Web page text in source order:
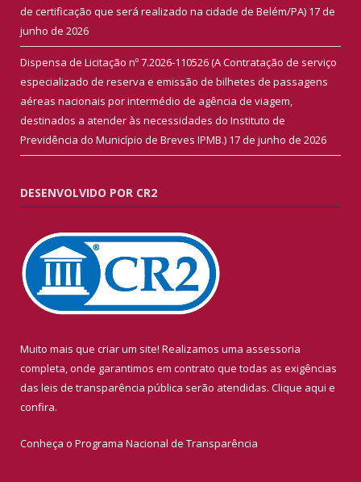
de certificação que será realizado na cidade de Belém/PA) 17 de
junho de 2026
Dispensa de Licitação nº 7.2026-110526 (A Contratação de serviço
especializado de reserva e emissão de bilhetes de passagens
aéreas nacionais por intermédio de agência de viagem,
destinados a atender às necessidades do Instituto de
Previdência do Município de Breves IPMB.) 17 de junho de 2026
DESENVOLVIDO POR CR2
Muito mais que criar um site! Realizamos uma assessoria
completa, onde garantimos em contrato que todas as exigências
das leis de transparência pública serão atendidas. Clique aqui e
confira.
Conheça o Programa Nacional de Transparência